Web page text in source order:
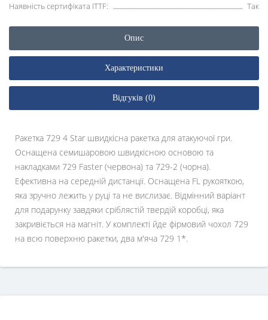
Наявність сертифіката ITTF: Так
Опис
Характеристики
Відгуків (0)
Ракетка 729 4 Star швидкісна ракетка для атакуючої гри.
Оснащена семишаровою швидкісною основою та
накладками 729 Faster (червона) та 729-2 (чорна).
Ефективна на середній дистанції. Оснащена FL рукояткою,
яка зручно лежить у руці та не вислизає. Відмінний варіант
для подарунку завдяки сріблястій твердій коробці, яка
закривіється на магніт. У комплекті йде фірмовий чохол 729
на всю поверхню ракетки, два м'яча 729 1*.